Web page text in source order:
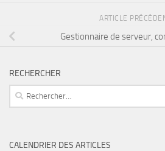
ARTICLE
Gestionnaire de serveur,
RECHERCHER
Rechercher :
CALENDRIER DES ARTICLES